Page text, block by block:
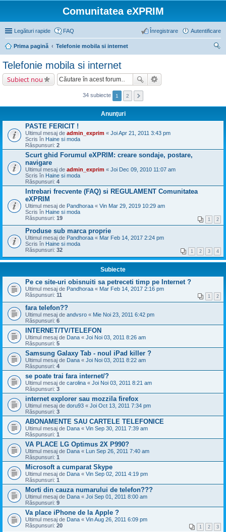
Comunitatea eXPRIM
Legături rapide FAQ Autentificare
Înregistrare
Prima pagină
Telefonie mobila si internet
Telefonie mobila si internet
Subiect nou
34 subiecte 1 2
Anunţuri
PASTE FERICIT !
Ultimul mesaj de admin_exprim « Joi Apr 21, 2011 3:43 pm
Scris în Haine si moda
Răspunsuri: 2
Scurt ghid Forumul eXPRIM: creare sondaje, postare,
navigare
Ultimul mesaj de admin_exprim « Joi Dec 09, 2010 11:07 am
Scris în Haine si moda
Răspunsuri: 4
Intrebari frecvente (FAQ) si REGULAMENT Comunitatea
eXPRIM
Ultimul mesaj de Pandhoraa « Vin Mar 29, 2019 10:29 am
Scris în Haine si moda
Răspunsuri: 19 1 2
Produse sub marca proprie
Ultimul mesaj de Pandhoraa « Mar Feb 14, 2017 2:24 pm
Scris în Haine si moda
Răspunsuri: 32 1 2 3 4
Subiecte
Pe ce site-uri obisnuiti sa petreceti timp pe Internet ?
Ultimul mesaj de Pandhoraa « Mar Feb 14, 2017 2:16 pm
Răspunsuri: 11 1 2
fara telefon??
Ultimul mesaj de andvsro « Mie Noi 23, 2011 6:42 pm
Răspunsuri: 6
INTERNET/TV/TELEFON
Ultimul mesaj de Dana « Joi Noi 03, 2011 8:26 am
Răspunsuri: 5
Samsung Galaxy Tab - noul iPad killer ?
Ultimul mesaj de Dana « Joi Noi 03, 2011 8:22 am
Răspunsuri: 4
se poate trai fara internet/?
Ultimul mesaj de carolina « Joi Noi 03, 2011 8:21 am
Răspunsuri: 3
internet explorer sau mozzila firefox
Ultimul mesaj de doru93 « Joi Oct 13, 2011 7:34 pm
Răspunsuri: 3
ABONAMENTE SAU CARTELE TELEFONICE
Ultimul mesaj de Dana « Vin Sep 30, 2011 7:39 am
Răspunsuri: 1
VA PLACE LG Optimus 2X P990?
Ultimul mesaj de Dana « Lun Sep 26, 2011 7:40 am
Răspunsuri: 1
Microsoft a cumparat Skype
Ultimul mesaj de Dana « Vin Sep 02, 2011 4:19 pm
Răspunsuri: 1
Morti din cauza numarului de telefon???
Ultimul mesaj de Dana « Joi Sep 01, 2011 8:00 am
Răspunsuri: 9
Va place iPhone de la Apple ?
Ultimul mesaj de Dana « Vin Aug 26, 2011 6:09 pm
Răspunsuri: 20 1 2 3